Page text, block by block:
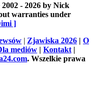
- 2026 by Nick
warranties under
]
| Zjawiska 2026 | O
mediów | Kontakt |
. Wszelkie prawa